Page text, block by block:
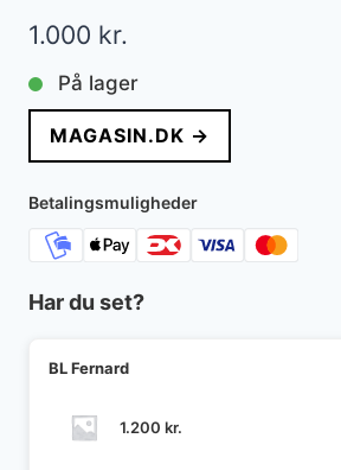
1.000 kr.
På lager
MAGASIN.DK →
Betalingsmuligheder
Har du set?
BL Fernard
1.200 kr.